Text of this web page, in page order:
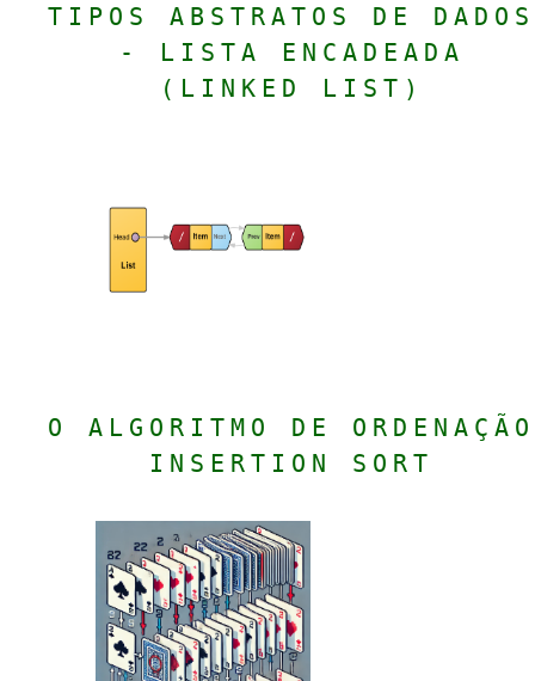
TIPOS ABSTRATOS DE DADOS
- LISTA ENCADEADA
(LINKED LIST)
O ALGORITMO DE ORDENAÇÃO
INSERTION SORT